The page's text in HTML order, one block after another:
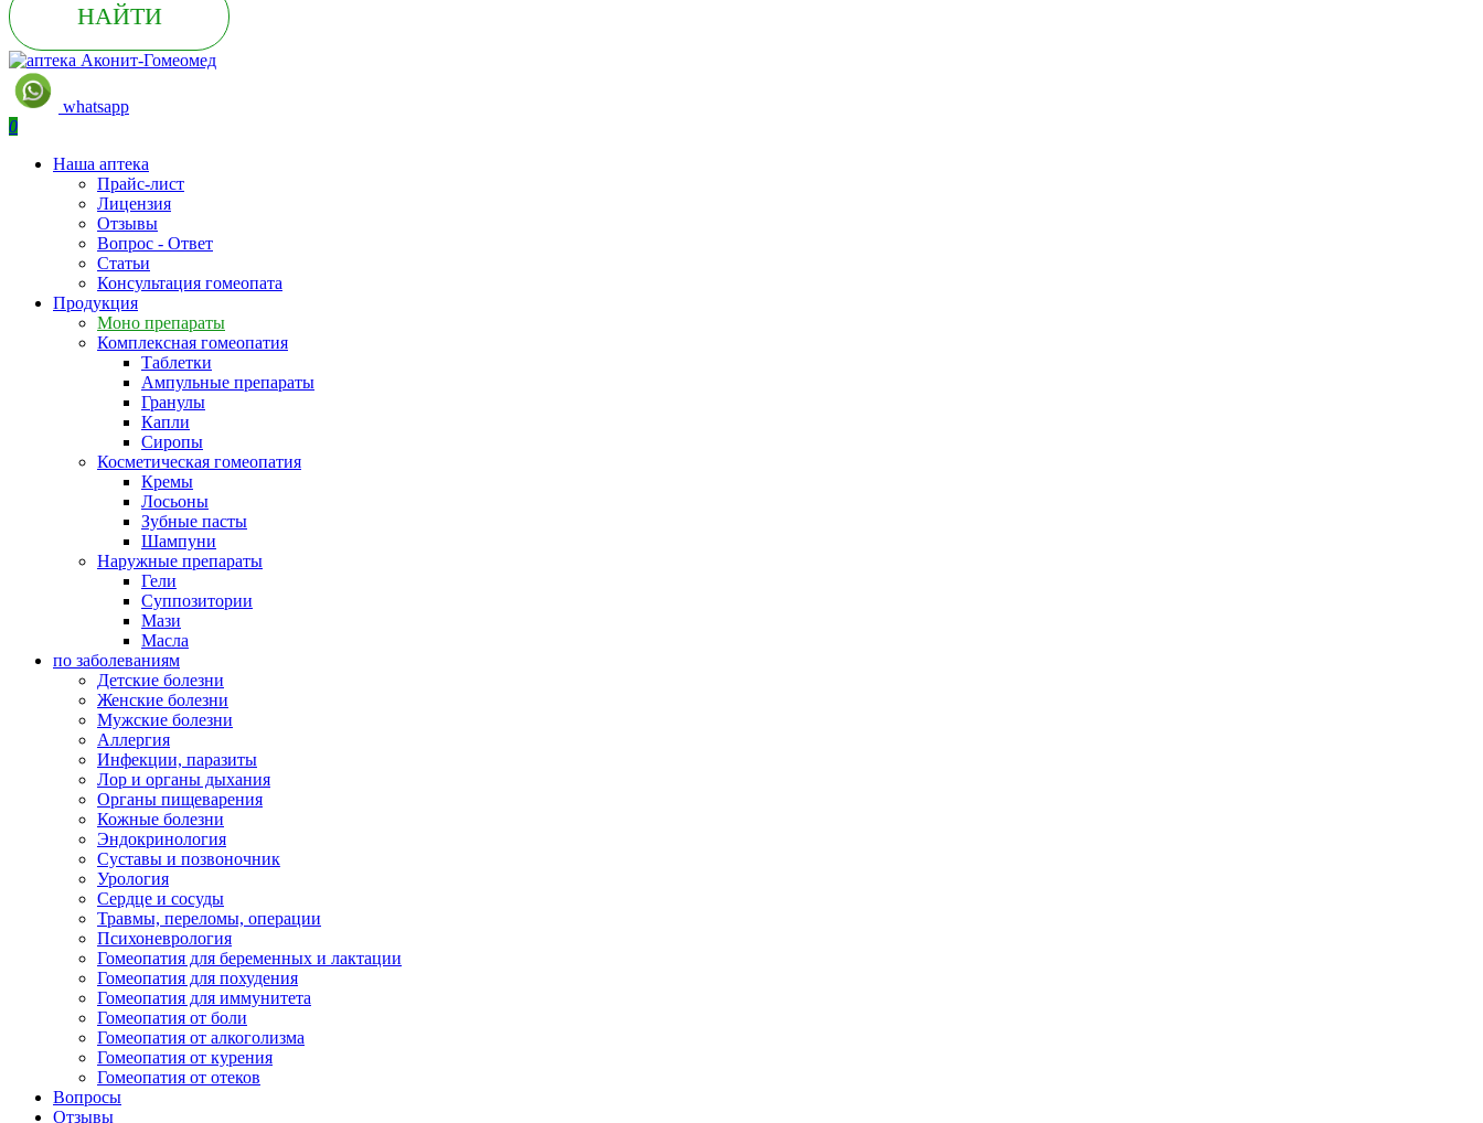
НАЙТИ
whatsapp
0
Наша аптека
Прайс-лист
Лицензия
Отзывы
Вопрос - Ответ
Статьи
Консультация гомеопата
Продукция
Моно препараты
Комплексная гомеопатия
Таблетки
Ампульные препараты
Гранулы
Капли
Сиропы
Косметическая гомеопатия
Кремы
Лосьоны
Зубные пасты
Шампуни
Наружные препараты
Гели
Суппозитории
Мази
Масла
по заболеваниям
Детские болезни
Женские болезни
Мужские болезни
Аллергия
Инфекции, паразиты
Лор и органы дыхания
Органы пищеварения
Кожные болезни
Эндокринология
Суставы и позвоночник
Урология
Сердце и сосуды
Травмы, переломы, операции
Психоневрология
Гомеопатия для беременных и лактации
Гомеопатия для похудения
Гомеопатия для иммунитета
Гомеопатия от боли
Гомеопатия от алкоголизма
Гомеопатия от курения
Гомеопатия от отеков
Вопросы
Отзывы